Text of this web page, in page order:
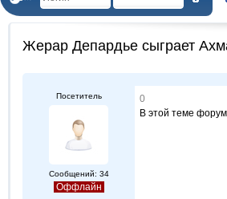
Жерар Депардье сыграет
Посетитель
Сообщений: 34
Оффлайн
0
В этой теме